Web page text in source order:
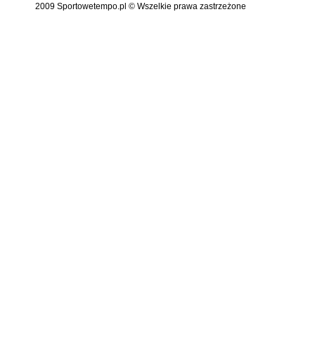
2009 Sportowetempo.pl © Wszelkie prawa zastrzeżone